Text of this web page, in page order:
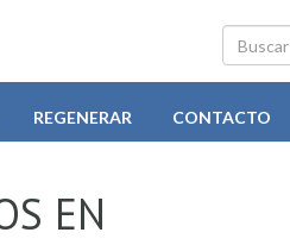
Buscar
REGENERAR CONTACTO
EN